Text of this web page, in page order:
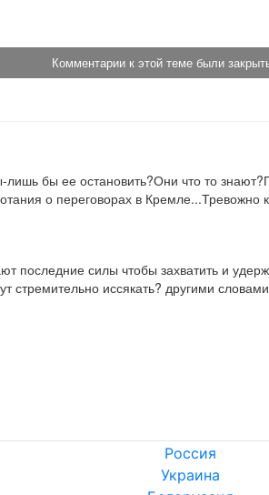
Комментарии к этой теме были
бы ее остановить?Они что то
о переговорах в
последние силы чтобы захватить и
стремительно иссякать? другими
Россия
Украина